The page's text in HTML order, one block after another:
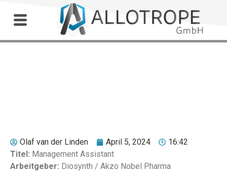
Olaf van der Linden April 5, 2024
16:42
Titel: Management Assistant
Arbeitgeber: Diosynth / Akzo Nobel Pharma